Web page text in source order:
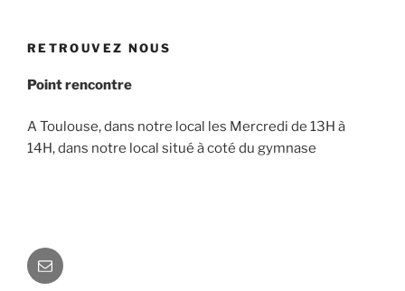
RETROUVEZ NOUS
Point rencontre
A Toulouse, dans notre local les Mercredi de 13H à
14H, dans notre local situé à coté du gymnase
E-
mail